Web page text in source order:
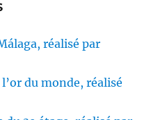
réalisé par
du monde, réalisé